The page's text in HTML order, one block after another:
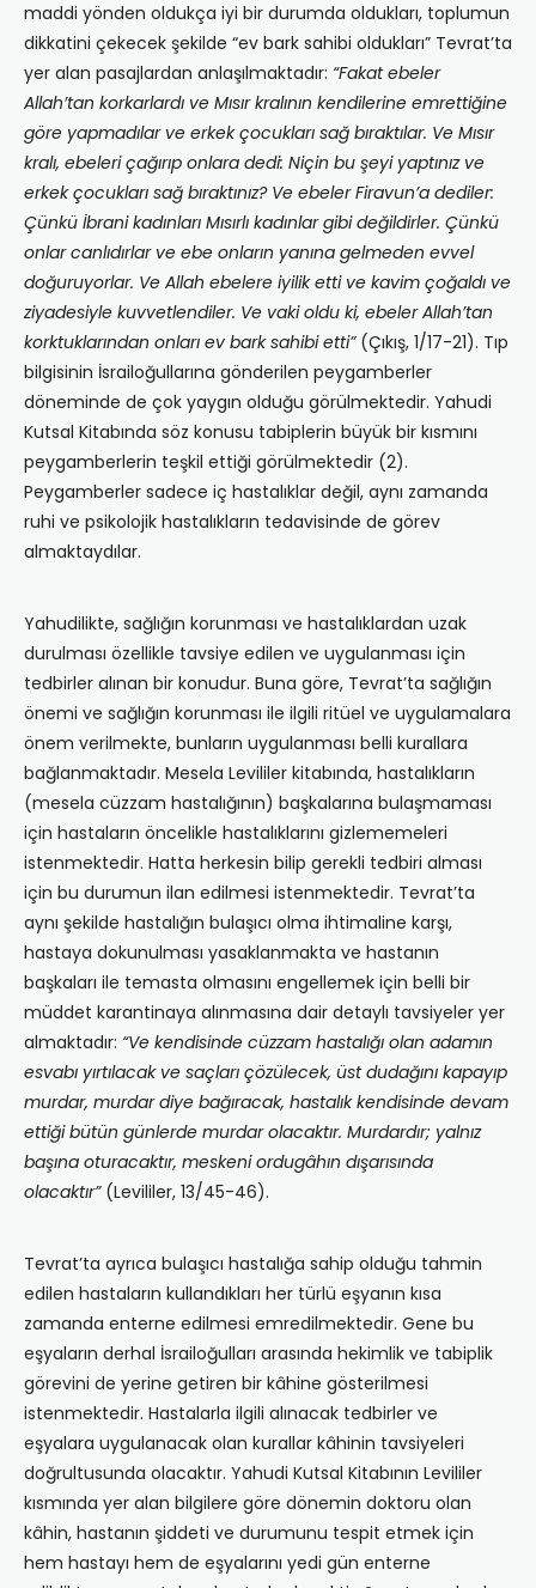
maddi yönden oldukça iyi bir durumda oldukları, toplumun
dikkatini çekecek şekilde “ev bark sahibi oldukları” Tevrat’ta
yer alan pasajlardan anlaşılmaktadır: “Fakat ebeler
Allah’tan korkarlardı ve Mısır kralının kendilerine emrettiğine
göre yapmadılar ve erkek çocukları sağ bıraktılar. Ve Mısır
kralı, ebeleri çağırıp onlara dedi: Niçin bu şeyi yaptınız ve
erkek çocukları sağ bıraktınız? Ve ebeler Firavun’a dediler:
Çünkü İbrani kadınları Mısırlı kadınlar gibi değildirler. Çünkü
onlar canlıdırlar ve ebe onların yanına gelmeden evvel
doğuruyorlar. Ve Allah ebelere iyilik etti ve kavim çoğaldı ve
ziyadesiyle kuvvetlendiler. Ve vaki oldu ki, ebeler Allah’tan
korktuklarından onları ev bark sahibi etti”(Çıkış, 1/17-21). Tıp
bilgisinin İsrailoğullarına gönderilen peygamberler
döneminde de çok yaygın olduğu görülmektedir. Yahudi
Kutsal Kitabında söz konusu tabiplerin büyük bir kısmını
peygamberlerin teşkil ettiği görülmektedir (2).
Peygamberler sadece iç hastalıklar değil, aynı zamanda
ruhi ve psikolojik hastalıkların tedavisinde de görev
almaktaydılar.
Yahudilikte, sağlığın korunması ve hastalıklardan uzak
durulması özellikle tavsiye edilen ve uygulanması için
tedbirler alınan bir konudur. Buna göre, Tevrat’ta sağlığın
önemi ve sağlığın korunması ile ilgili ritüel ve uygulamalara
önem verilmekte, bunların uygulanması belli kurallara
bağlanmaktadır. Mesela Levililer kitabında, hastalıkların
(mesela cüzzam hastalığının) başkalarına bulaşmaması
için hastaların öncelikle hastalıklarını gizlememeleri
istenmektedir. Hatta herkesin bilip gerekli tedbiri alması
için bu durumun ilan edilmesi istenmektedir. Tevrat’ta
aynı şekilde hastalığın bulaşıcı olma ihtimaline karşı,
hastaya dokunulması yasaklanmakta ve hastanın
başkaları ile temasta olmasını engellemek için belli bir
müddet karantinaya alınmasına dair detaylı tavsiyeler yer
almaktadır: “Ve kendisinde cüzzam hastalığı olan adamın
esvabı yırtılacak ve saçları çözülecek, üst dudağını kapayıp
murdar, murdar diye bağıracak, hastalık kendisinde devam
ettiği bütün günlerde murdar olacaktır. Murdardır; yalnız
başına oturacaktır, meskeni ordugâhın dışarısında
olacaktır”(Levililer, 13/45-46).
Tevrat’ta ayrıca bulaşıcı hastalığa sahip olduğu tahmin
edilen hastaların kullandıkları her türlü eşyanın kısa
zamanda enterne edilmesi emredilmektedir. Gene bu
eşyaların derhal İsrailoğulları arasında hekimlik ve tabiplik
görevini de yerine getiren bir kâhine gösterilmesi
istenmektedir. Hastalarla ilgili alınacak tedbirler ve
eşyalara uygulanacak olan kurallar kâhinin tavsiyeleri
doğrultusunda olacaktır. Yahudi Kutsal Kitabının Levililer
kısmında yer alan bilgilere göre dönemin doktoru olan
kâhin, hastanın şiddeti ve durumunu tespit etmek için
hem hastayı hem de eşyalarını yedi gün enterne